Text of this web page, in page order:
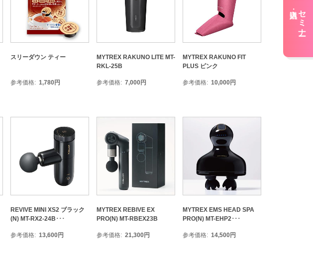
スリーダウン ティー
参考価格 1,780円
MYTREX RAKUNO LITE MT-
RKL-25B
参考価格 7,000円
MYTREX RAKUNO FIT
PLUS ピンク
参考価格 10,000円
REVIVE MINI XS2 ブラック
(N) MT-RX2-24B･･･
参考価格 13,600円
MYTREX REBIVE EX
PRO(N) MT-RBEX23B
参考価格 21,300円
MYTREX EMS HEAD SPA
PRO(N) MT-EHP2･･･
参考価格 14,500円
セミナー